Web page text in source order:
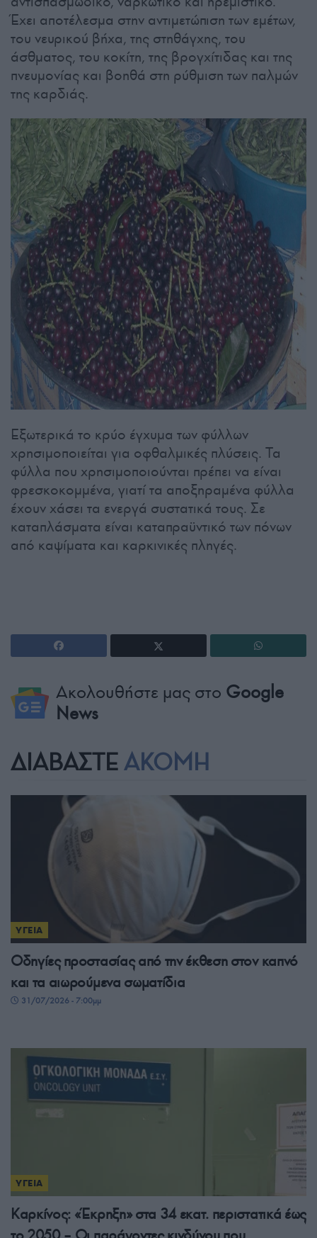
Έχει αποτέλεσμα στην αντιμετώπιση των εμέτων,
του νευρικού βήχα, της στηθάγχης, του
άσθματος, του κοκίτη, της βρογχίτιδας και της
πνευμονίας και βοηθά στη ρύθμιση των παλμών
της καρδιάς.
Εξωτερικά το κρύο έγχυμα των φύλλων
χρησιμοποιείται για οφθαλμικές πλύσεις. Τα
φύλλα που χρησιμοποιούνται πρέπει να είναι
φρεσκοκομμένα, γιατί τα αποξηραμένα φύλλα
έχουν χάσει τα ενεργά συστατικά τους. Σε
καταπλάσματα είναι καταπραϋντικό των πόνων
από καψίματα και καρκινικές πληγές.
Ακολουθήστε μας στο Google
News
ΔΙΑΒΑΣΤΕ ΑΚΟΜΗ
ΥΓΕΙΑ
Οδηγίες προστασίας από την έκθεση στον καπνό
και τα αιωρούμενα σωματίδια
31/07/2026 - 7:00μμ
ΥΓΕΙΑ
Καρκίνος: «Έκρηξη» στα 34 εκατ. περιστατικά έως